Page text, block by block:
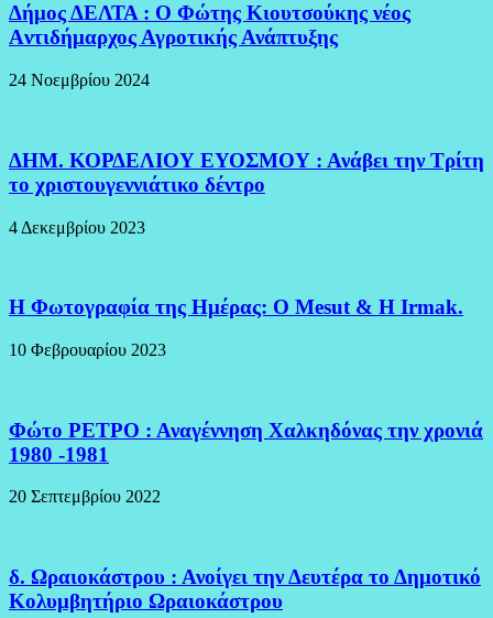
Δήμος ΔΕΛΤΑ : Ο Φώτης Κιουτσούκης νέος
Aντιδήμαρχος Αγροτικής Ανάπτυξης
24 Νοεμβρίου 2024
ΔΗΜ. ΚΟΡΔΕΛΙΟΥ ΕΥΟΣΜΟΥ : Ανάβει την Τρίτη
το χριστουγεννιάτικο δέντρο
4 Δεκεμβρίου 2023
H Φωτογραφία της Ημέρας: O Mesut & Η Irmak.
10 Φεβρουαρίου 2023
Φώτο ΡΕΤΡΟ : Αναγέννηση Χαλκηδόνας την χρονιά
1980 -1981
20 Σεπτεμβρίου 2022
δ. Ωραιοκάστρου : Ανοίγει την Δευτέρα το Δημοτικό
Κολυμβητήριο Ωραιοκάστρου